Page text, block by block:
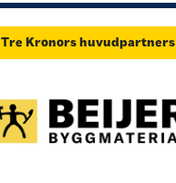
Tre Kronors huvudpartners